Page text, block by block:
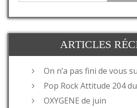
ARTICLES
On n’a pas fini de vous
Pop Rock Attitude 204
OXYGENE de juin